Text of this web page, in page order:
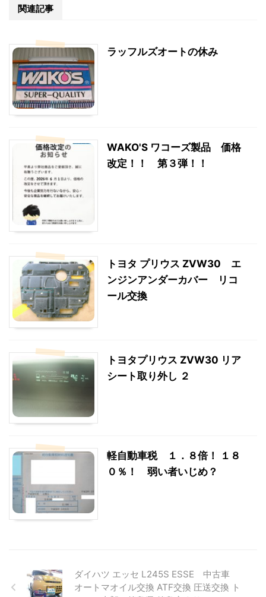
関連記事
ラッフルズオートの休み
WAKO'S ワコーズ製品 価格
改定！！ 第３弾！！
トヨタ プリウス ZVW30 エ
ンジンアンダーカバー リコ
ール交換
トヨタプリウス ZVW30 リア
シート取り外し ２
軽自動車税 １．８倍！ １８
０％！ 弱い者いじめ？
ダイハツ エッセ L245S ESSE 中古車
オートマオイル交換 ATF交換 圧送交換 ト